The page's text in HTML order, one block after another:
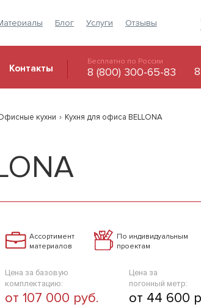
Блог Услуги Отзывы
Контакты
Бесплатно по России
8 (800) 300-65-83
кухни › Кухня для офиса BELLONA
Ассортимент
материалов
По индивидуальным
проектам
Цена за базовую
комплектацию:
от 107 000 руб.
Цена за
погонный метр:
от 44 600